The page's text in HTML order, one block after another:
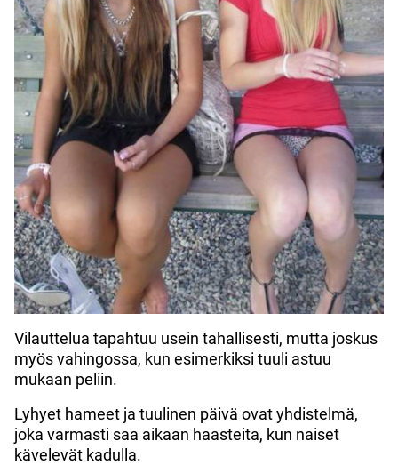
Vilauttelua tapahtuu usein tahallisesti, mutta joskus
myös vahingossa, kun esimerkiksi tuuli astuu
mukaan peliin.
Lyhyet hameet ja tuulinen päivä ovat yhdistelmä,
joka varmasti saa aikaan haasteita, kun naiset
kävelevät kadulla.